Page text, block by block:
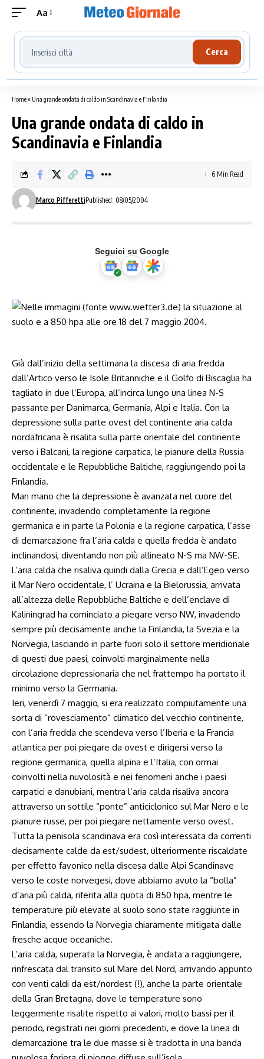
Aa
Cerca località meteo
Cerca
Home» Una grande ondata di caldo in Scandinavia e Finlandia
Una grande ondata di caldo in
Scandinavia e Finlandia
Marco PifferettiPublished: 08/05/2004
6 Min Read
Seguici su Google
Già dall’inizio della settimana la discesa di aria fredda
dall’Artico verso le Isole Britanniche e il Golfo di Biscaglia ha
tagliato in due l’Europa, all’incirca lungo una linea N-S
passante per Danimarca, Germania, Alpi e Italia. Con la
depressione sulla parte ovest del continente aria calda
nordafricana è risalita sulla parte orientale del continente
verso i Balcani, la regione carpatica, le pianure della Russia
occidentale e le Repubbliche Baltiche, raggiungendo poi la
Finlandia.
Man mano che la depressione è avanzata nel cuore del
continente, invadendo completamente la regione
germanica e in parte la Polonia e la regione carpatica, l’asse
di demarcazione fra l’aria calda e quella fredda è andato
inclinandosi, diventando non più allineato N-S ma NW-SE.
L’aria calda che risaliva quindi dalla Grecia e dall’Egeo verso
il Mar Nero occidentale, l’ Ucraina e la Bielorussia, arrivata
all’altezza delle Repubbliche Baltiche e dell’enclave di
Kaliningrad ha cominciato a piegare verso NW, invadendo
sempre più decisamente anche la Finlandia, la Svezia e la
Norvegia, lasciando in parte fuori solo il settore meridionale
di questi due paesi, coinvolti marginalmente nella
circolazione depressionaria che nel frattempo ha portato il
minimo verso la Germania.
Ieri, venerdì 7 maggio, si era realizzato compiutamente una
sorta di “rovesciamento” climatico del vecchio continente,
con l’aria fredda che scendeva verso l’Iberia e la Francia
atlantica per poi piegare da ovest e dirigersi verso la
regione germanica, quella alpina e l’Italia, con ormai
coinvolti nella nuvolosità e nei fenomeni anche i paesi
carpatici e danubiani, mentra l’aria calda risaliva ancora
attraverso un sottile “ponte” anticiclonico sul Mar Nero e le
pianure russe, per poi piegare nettamente verso ovest.
Tutta la penisola scandinava era così interessata da correnti
decisamente calde da est/sudest, ulteriormente riscaldate
per effetto favonico nella discesa dalle Alpi Scandinave
verso le coste norvegesi, dove abbiamo avuto la “bolla”
d’aria più calda, riferita alla quota di 850 hpa, mentre le
temperature più elevate al suolo sono state raggiunte in
Finlandia, essendo la Norvegia chiaramente mitigata dalle
fresche acque oceaniche.
L’aria calda, superata la Norvegia, è andata a raggiungere,
rinfrescata dal transito sul Mare del Nord, arrivando appunto
con venti caldi da est/nordest (!), anche la parte orientale
della Gran Bretagna, dove le temperature sono
leggermente risalite rispetto ai valori, molto bassi per il
periodo, registrati nei giorni precedenti, e dove la linea di
demarcazione tra le due masse si è tradotta in una banda